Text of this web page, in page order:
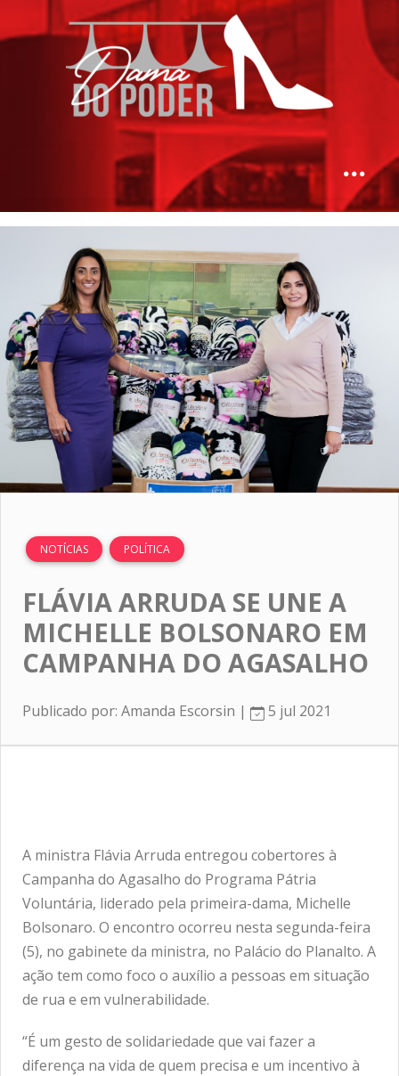
NOTÍCIAS POLÍTICA
FLÁVIA ARRUDA SE UNE A
MICHELLE BOLSONARO EM
CAMPANHA DO AGASALHO
Publicado por: Amanda Escorsin | 5 jul 2021
A ministra Flávia Arruda entregou cobertores à
Campanha do Agasalho do Programa Pátria
Voluntária, liderado pela primeira-dama, Michelle
Bolsonaro. O encontro ocorreu nesta segunda-feira
(5), no gabinete da ministra, no Palácio do Planalto. A
ação tem como foco o auxílio a pessoas em situação
de rua e em vulnerabilidade.
“É um gesto de solidariedade que vai fazer a
diferença na vida de quem precisa e um incentivo à